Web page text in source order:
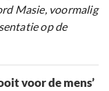
Masie, voormalig
op de
voor de mens’